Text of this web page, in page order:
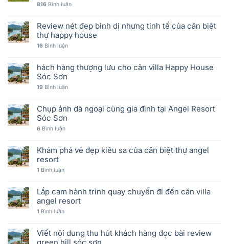
816 Bình luận
Review nét đẹp bình dị nhưng tinh tế của căn biệt
thự happy house
16 Bình luận
hách hàng thượng lưu cho căn villa Happy House
Sóc Sơn
19 Bình luận
Chụp ảnh dã ngoại cùng gia đình tại Angel Resort
Sóc Sơn
6 Bình luận
Khám phá vẻ đẹp kiêu sa của căn biệt thự angel
resort
1 Bình luận
Lắp cam hành trình quay chuyến đi đến căn villa
angel resort
1 Bình luận
Viết nội dung thu hút khách hàng đọc bài review